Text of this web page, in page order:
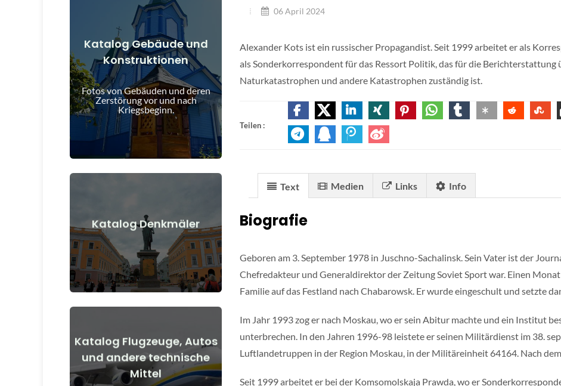
Katalog Gebäude und
Konstruktionen
Fotos von Gebäuden und deren
Zerstörung vor und nach
Kriegsbeginn.
Gebäude, Bauwerke, Objekte vor
und nach Kriegsbeginn
Details anzeigen
Katalog Denkmäler
Denkmäler, Kunstwerke vor und
nach Kriegsbeginn
Details anzeigen
Katalog Flugzeuge, Autos
und andere technische
Mittel
vor und nach Kriegsbeginn
Details anzeigen
06 April 2024
Alexander Kots ist ein russischer Propagandist. Seit 1999 arbeitet er als
als Sonderkorrespondent für das Ressort Politik, das für die
Naturkatastrophen und andere Katastrophen zuständig ist.
Teilen :
Text Medien Links Info
Biografie
Geboren am 3. September 1978 in Juschno-Sachalinsk. Sein Vater ist der
Chefredakteur und Generaldirektor der Zeitung Soviet Sport war. Einen
Familie auf das Festland nach Chabarowsk. Er wurde eingeschult und setzte
Im Jahr 1993 zog er nach Moskau, wo er sein Abitur machte und ein Institut
unterbrechen. In den Jahren 1996-98 leistete er seinen Militärdienst im 38.
Luftlandetruppen in der Region Moskau, in der Militäreinheit 64164. Nach
Seit 1999 arbeitet er bei der Komsomolskaja Prawda, wo er